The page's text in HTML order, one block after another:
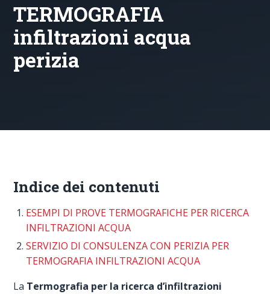
TERMOGRAFIA
infiltrazioni acqua
perizia
Indice dei contenuti
ESEMPI DI PROVE TERMOGRAFICHE PER RICERCA
INFILTRAZIONI ACQUA
SERVIZIO DI CONSULENZA CON PERIZIA PER
TERMOGRAFIA INFILTRAZIONI ACQUA
La Termografia per la ricerca d’infiltrazioni